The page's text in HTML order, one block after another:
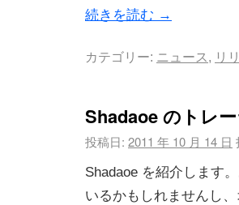
続きを読む →
カテゴリー: ニュース リ
Shadaoe のトレ
投稿日: 2011 年 10 月 14 日
Shadaoe を紹介します
いるかもしれませんし